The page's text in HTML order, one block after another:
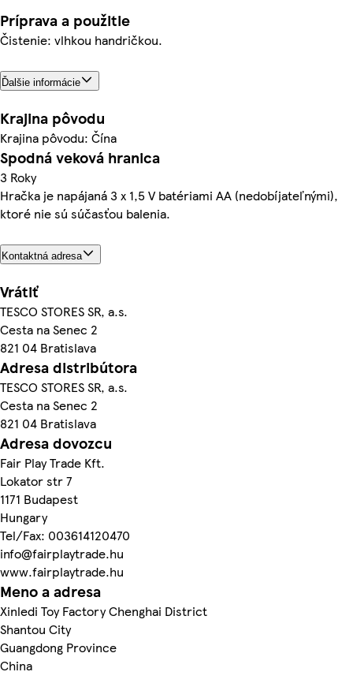
Príprava a použitie
Čistenie: vlhkou handričkou.
Ďalšie informácie
Krajina pôvodu
Krajina pôvodu: Čína
Spodná veková hranica
3 Roky
Hračka je napájaná 3 x 1,5 V batériami AA (nedobíjateľnými),
ktoré nie sú súčasťou balenia.
Kontaktná adresa
Vrátiť
TESCO STORES SR, a.s.
Cesta na Senec 2
821 04 Bratislava
Adresa distribútora
TESCO STORES SR, a.s.
Cesta na Senec 2
821 04 Bratislava
Adresa dovozcu
Fair Play Trade Kft.
Lokator str 7
1171 Budapest
Hungary
Tel/Fax: 003614120470
info@fairplaytrade.hu
www.fairplaytrade.hu
Meno a adresa
Xinledi Toy Factory Chenghai District
Shantou City
Guangdong Province
China